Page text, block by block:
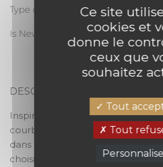
Type de raccord
Is New
DESCRIPTION
UP AND AROUND
Inspiration chic des années 30
courbes arrondies qui s’affiche
dans des traits dorés. Parfait
choisir dans la gamme de coloris
Ce site
cookies et
donne le
ceux que
souhaitez
Tout
Tout